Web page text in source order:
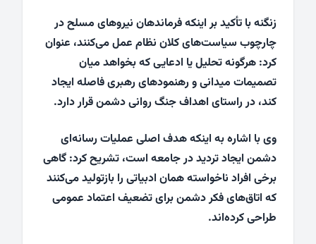
زنگنه با تأکید بر اینکه فرماندهان نیروهای مسلح در
چارچوب سیاست‌های کلان نظام عمل می‌کنند، عنوان
کرد: هرگونه تحلیل یا ادعایی که بخواهد میان
تصمیمات میدانی و رهنمودهای رهبری فاصله ایجاد
کند، در راستای اهداف جنگ روانی دشمن قرار دارد.
وی با اشاره به اینکه هدف اصلی عملیات رسانه‌ای
دشمن ایجاد تردید در جامعه است، تشریح کرد: گاهی
برخی افراد ناخواسته همان ادبیاتی را بازتولید می‌کنند
که اتاق‌های فکر دشمن برای تضعیف اعتماد عمومی
طراحی کرده‌اند.